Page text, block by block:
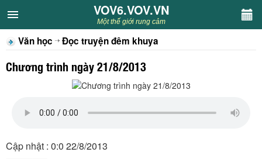
VOV6.VOV.VN
CHUYÊN MỤC
Khách VOV6
VOV6.VOV.VN
Một thế giới rung cảm
Văn học Đọc truyện đêm khuya
Chương trình ngày 21/8/2013
Cập nhật : 0:0 22/8/2013